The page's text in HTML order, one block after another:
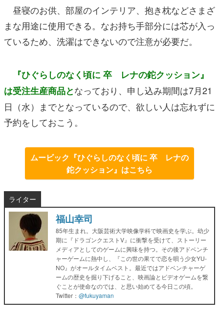
昼寝のお供、部屋のインテリア、抱き枕などさまざ
まな用途に使用できる。なお持ち手部分には芯が入っ
ているため、洗濯はできないので注意が必要だ。
『ひぐらしのなく頃に 卒 レナの鉈クッション』
は受注生産商品となっており、申し込み期間は7月21
日（水）までとなっているので、欲しい人は忘れずに
予約をしておこう。
ムービック『ひぐらしのなく頃に 卒 レナの
鉈クッション』はこちら
ライター
福山幸司
85年生まれ。大阪芸術大学映像学科で映画史を学ぶ。幼少
期に『ドラゴンクエストV』に衝撃を受けて、ストーリー
メディアとしてのゲームに興味を持つ。その後アドベンチ
ャーゲームに熱中し、『この世の果てで恋を唄う少女YU-
NO』がオールタイムベスト。最近ではアドベンチャーゲ
ームの歴史を掘り下げること、映画論とビデオゲームを繋
ぐことが使命なのでは、と思い始めてる今日この頃。
Twitter： @fukuyaman